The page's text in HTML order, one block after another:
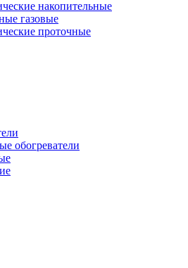
накопительные
газовые
проточные
обогреватели